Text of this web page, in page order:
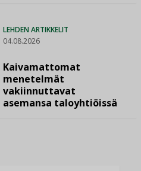
LEHDEN ARTIKKELIT
04.08.2026
Kaivamattomat
menetelmät
vakiinnuttavat
asemansa taloyhtiöissä